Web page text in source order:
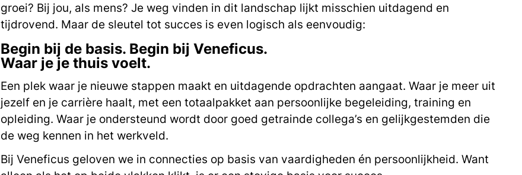
groei? Bij jou, als mens? Je weg vinden in dit landschap lijkt misschien uitdagend en
tijdrovend. Maar de sleutel tot succes is even logisch als eenvoudig:
Begin bij de basis. Begin bij Veneficus.
Waar je je thuis voelt.
Een plek waar je nieuwe stappen maakt en uitdagende opdrachten aangaat. Waar je meer uit
jezelf en je carrière haalt, met een totaalpakket aan persoonlijke begeleiding, training en
opleiding. Waar je ondersteund wordt door goed getrainde collega’s en gelijkgestemden die
de weg kennen in het werkveld.
Bij Veneficus geloven we in connecties op basis van vaardigheden én persoonlijkheid. Want